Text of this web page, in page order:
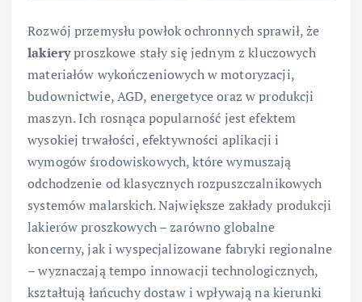
Rozwój przemysłu powłok ochronnych sprawił, że
lakieryproszkowe stały się jednym z kluczowych
materiałów wykończeniowych w motoryzacji,
budownictwie, AGD, energetyce oraz w produkcji
maszyn. Ich rosnąca popularność jest efektem
wysokiej trwałości, efektywności aplikacji i
wymogów środowiskowych, które wymuszają
odchodzenie od klasycznych rozpuszczalnikowych
systemów malarskich. Największe zakłady produkcji
lakierów proszkowych – zarówno globalne
koncerny, jak i wyspecjalizowane fabryki regionalne
– wyznaczają tempo innowacji technologicznych,
kształtują łańcuchy dostaw i wpływają na kierunki